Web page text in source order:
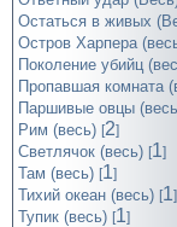
Остаться в живых
Остров Харпера
Поколение убийц
Пропавшая комната
Паршивые овцы
Рим (весь) [2]
Светлячок (весь) [1]
Там (весь) [1]
Тихий океан (весь) [1]
Тупик (весь) [1]